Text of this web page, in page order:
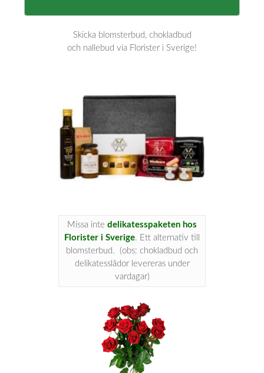
Skicka blomsterbud, chokladbud
och nallebud via Florister i Sverige!
Missa inte delikatesspaketen hos
Florister i Sverige. Ett alternativ till
blomsterbud. (obs: chokladbud och
delikatesslådor levereras under
vardagar)